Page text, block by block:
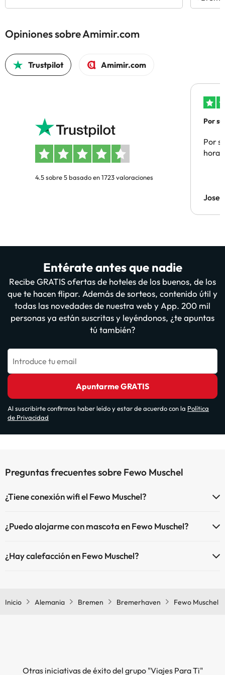
Opiniones sobre Amimir.com
Trustpilot Amimir.com
4.5 sobre 5 basado en 1723 valoraciones
Por
Por
hora
Jose
Entérate antes que nadie
Recibe GRATIS ofertas de hoteles de los buenos, de los
que te hacen flipar. Además de sorteos, contenido útil y
todas las novedades de nuestra web y App. 200 mil
personas ya están suscritas y leyéndonos, ¿te apuntas
tú también?
Introduce tu email
Apuntarme GRATIS
Al suscribirte confirmas haber leído y estar de acuerdo con la Política
de Privacidad
Preguntas frecuentes sobre Fewo Muschel
¿Tiene conexión wifi el Fewo Muschel?
¿Puedo alojarme con mascota en Fewo Muschel?
¿Hay calefacción en Fewo Muschel?
Inicio Alemania Bremen Bremerhaven Fewo Muschel
Otras iniciativas de éxito del grupo "Viajes Para Ti"